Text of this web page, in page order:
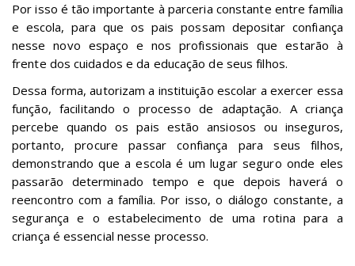
Por isso é tão importante à parceria constante entre família
e escola, para que os pais possam depositar confiança
nesse novo espaço e nos profissionais que estarão à
frente dos cuidados e da educação de seus filhos.
Dessa forma, autorizam a instituição escolar a exercer essa
função, facilitando o processo de adaptação. A criança
percebe quando os pais estão ansiosos ou inseguros,
portanto, procure passar confiança para seus filhos,
demonstrando que a escola é um lugar seguro onde eles
passarão determinado tempo e que depois haverá o
reencontro com a família. Por isso, o diálogo constante, a
segurança e o estabelecimento de uma rotina para a
criança é essencial nesse processo.